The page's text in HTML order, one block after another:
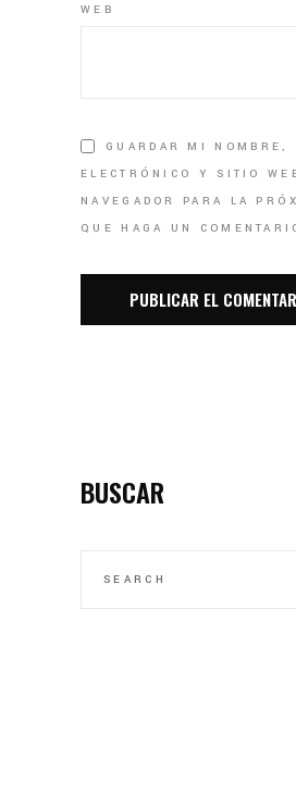
WEB
GUARDAR MI NOMBRE,
ELECTRÓNICO Y SITIO
NAVEGADOR PARA LA
QUE HAGA UN
BUSCAR